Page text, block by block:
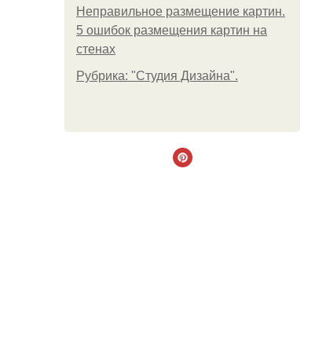
Неправильное размещение картин.
5 ошибок размещения картин на
стенах
Рубрика: "Студия Дизайна".